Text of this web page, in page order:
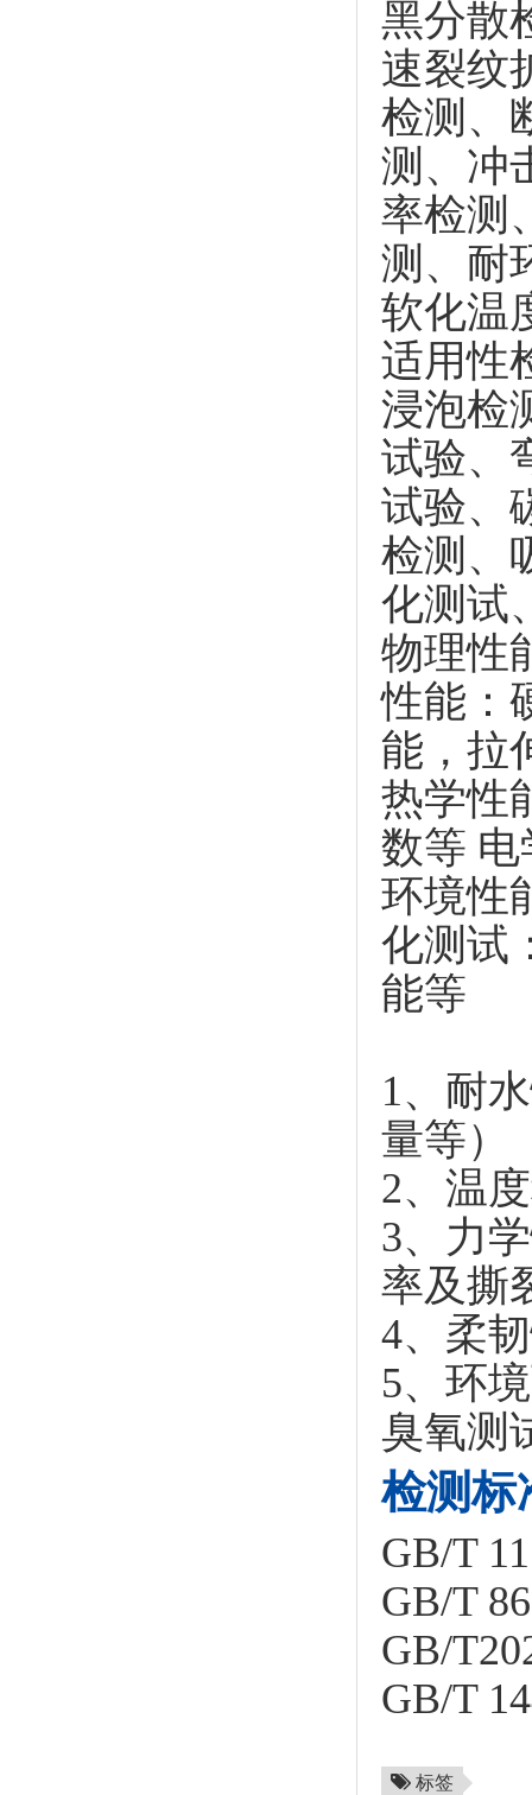
黑分散
速裂纹
检测、
测、冲
率检测
测、耐
软化温
适用性
浸泡检
试验、
试验、
检测、
化测试
物理性
性能：
能，拉
热学性
数等
环境性
化测试
能等
1、耐
量等）
2、温
3、力
率及撕
4、柔
5、环
臭氧测
检测标
GB/T
GB/T
GB/
GB/T
标签